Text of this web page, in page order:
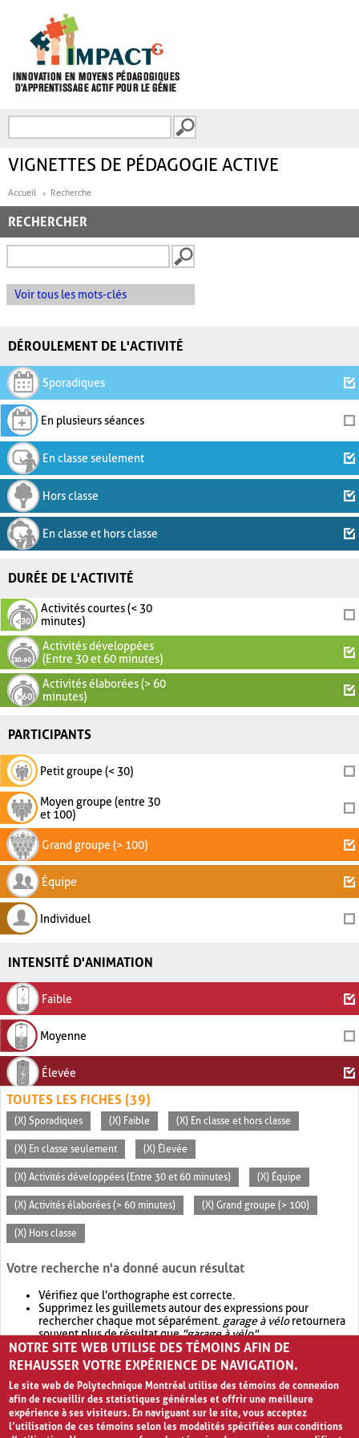
FORMULAIRE DE
VIGNETTES DE PÉDAGOGIE ACTIVE
Accueil Recherche
RECHERCHER
Voir tous les mots-clés
DÉROULEMENT DE L'ACTIVITÉ
Sporadiques
En plusieurs séances
En classe seulement
Hors classe
En classe et hors classe
DURÉE DE L'ACTIVITÉ
Activités courtes (< 30
minutes)
Activités développées
(Entre 30 et 60 minutes)
Activités élaborées (> 60
minutes)
PARTICIPANTS
Petit groupe (< 30)
Moyen groupe (entre 30
et 100)
Grand groupe (> 100)
Équipe
Individuel
INTENSITÉ D'ANIMATION
Faible
Moyenne
Élevée
TOUTES LES FICHES (39)
(X) Sporadiques (X) Faible (X) En classe et hors classe
(X) En classe seulement (X) Élevée
(X) Activités développées (Entre 30 et 60 minutes) (X) Équipe
(X) Activités élaborées (> 60 minutes) (X) Grand groupe (> 100)
(X) Hors classe
Votre recherche n'a donné aucun résultat
Vérifiez que l'orthographe est correcte.
Supprimez les guillemets autour des expressions pour
rechercher chaque mot séparément. garage à véloretournera
souvent plus de résultat que"garage à vélo".
Envisagez d'élargir votre recherche avec OR.garage OR vélo
retournera souvent plus de résultat quegarage à vélo
NOTRE SITE WEB UTILISE DES TÉMOINS AFIN DE
REHAUSSER VOTRE EXPÉRIENCE DE NAVIGATION.
Le site web de Polytechnique Montréal utilise des témoins de connexion
afin de recueillir des statistiques générales et offrir une meilleure
expérience à ses visiteurs. En naviguant sur le site, vous acceptez
l’utilisation de ces témoins selon les modalités spécifiées aux conditions